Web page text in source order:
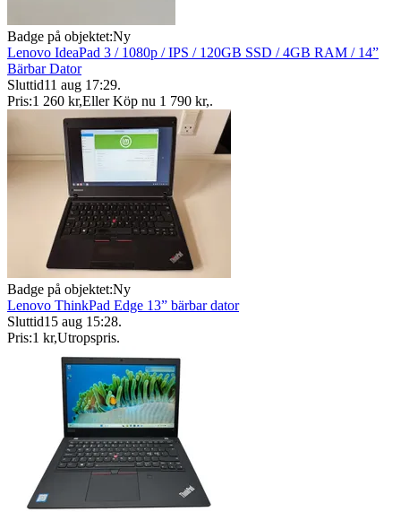
Badge på objektet:Ny
Lenovo IdeaPad 3 / 1080p / IPS / 120GB SSD / 4GB RAM / 14”
Bärbar Dator
Sluttid11 aug 17:29.
Pris:1 260 kr,Eller Köp nu 1 790 kr,.
Badge på objektet:Ny
Lenovo ThinkPad Edge 13” bärbar dator
Sluttid15 aug 15:28.
Pris:1 kr,Utropspris.